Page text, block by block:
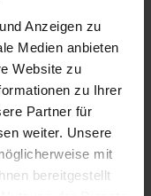
Anzeigen zu
Medien anbieten
Website zu
zu Ihrer
Partner für
weiter. Unsere
mit
bereitgestellt